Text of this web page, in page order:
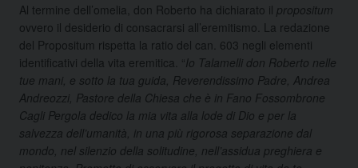
Al termine dell’omelia, don Roberto ha dichiarato il propositum
ovvero il desiderio di consacrarsi all’eremitismo. La redazione
del Propositum rispetta la ratio del can. 603 negli elementi
identificativi della vita eremitica. “Io Talamelli don Roberto nelle
tue mani, e sotto la tua guida, Reverendissimo Padre, Andrea
Andreozzi, Pastore della Chiesa che è in Fano Fossombrone
Cagli Pergola dedico la mia vita alla lode di Dio e per la
salvezza dell’umanità, in una più rigorosa separazione dal
mondo, nel silenzio della solitudine, nell’assidua preghiera e